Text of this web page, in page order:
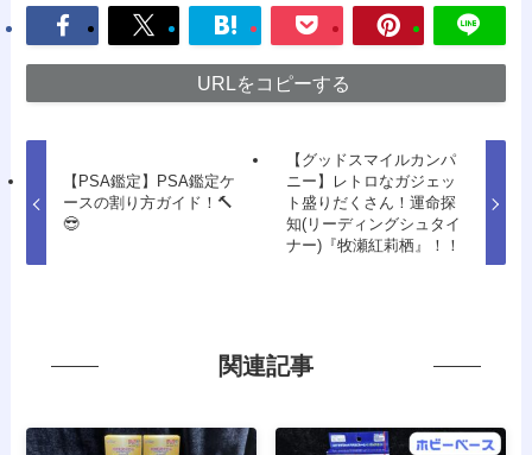
URLをコピーする
【PSA鑑定】PSA鑑定ケ
ースの割り方ガイド！🔨
😎
【グッドスマイルカンパ
ニー】レトロなガジェッ
ト盛りだくさん！運命探
知(リーディングシュタイ
ナー)『牧瀬紅莉栖』！！
関連記事